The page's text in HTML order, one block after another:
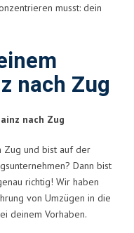
musst: dein
nach Zug
nach Zug
Zug und bist auf der
Dann bist
richtig! Wir haben
von Umzügen in die
deinem Vorhaben.